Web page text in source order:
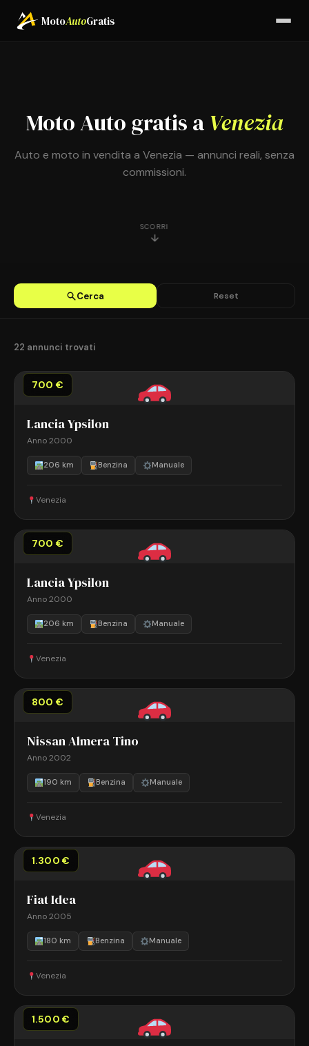
MotoAutoGratis
Moto Auto gratis a Venezia
Auto e moto in vendita a Venezia — annunci reali, senza
commissioni.
SCORRI
Cerca Reset
22 annunci trovati
700 €
Lancia Ypsilon
Anno 2000
206 km Benzina Manuale
Venezia
700 €
Lancia Ypsilon
Anno 2000
206 km Benzina Manuale
Venezia
800 €
Nissan Almera Tino
Anno 2002
190 km Benzina Manuale
Venezia
1.300 €
Fiat Idea
Anno 2005
180 km Benzina Manuale
Venezia
1.500 €